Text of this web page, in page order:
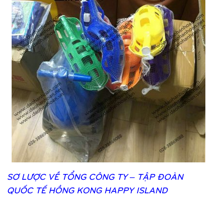
SƠLƯỢC VỀTỔNG CÔNG TY – TẬP ĐOÀN
QUỐC TẾHỒNG KONG HAPPY ISLAND